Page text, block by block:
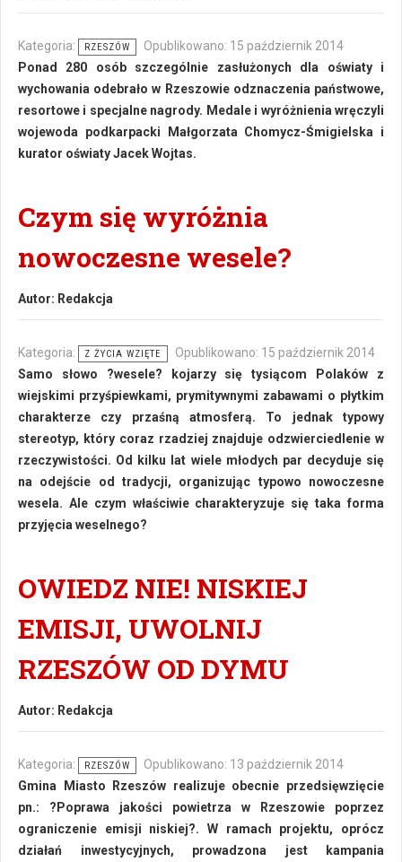
Kategoria: RZESZÓW
Opublikowano: 15 październik 2014
Ponad 280 osób szczególnie zasłużonych dla oświaty i
wychowania odebrało w Rzeszowie odznaczenia państwowe,
resortowe i specjalne nagrody. Medale i wyróżnienia wręczyli
wojewoda podkarpacki Małgorzata Chomycz-Śmigielska i
kurator oświaty Jacek Wojtas.
Czym się wyróżnia
nowoczesne wesele?
Autor: Redakcja
Kategoria: Z ŻYCIA WZIĘTE
Opublikowano: 15 październik 2014
Samo słowo ?wesele? kojarzy się tysiącom Polaków z
wiejskimi przyśpiewkami, prymitywnymi zabawami o płytkim
charakterze czy przaśną atmosferą. To jednak typowy
stereotyp, który coraz rzadziej znajduje odzwierciedlenie w
rzeczywistości. Od kilku lat wiele młodych par decyduje się
na odejście od tradycji, organizując typowo nowoczesne
wesela. Ale czym właściwie charakteryzuje się taka forma
przyjęcia weselnego?
OWIEDZ NIE! NISKIEJ
EMISJI, UWOLNIJ
RZESZÓW OD DYMU
Autor: Redakcja
Kategoria: RZESZÓW
Opublikowano: 13 październik 2014
Gmina Miasto Rzeszów realizuje obecnie przedsięwzięcie
pn.: ?Poprawa jakości powietrza w Rzeszowie poprzez
ograniczenie emisji niskiej?. W ramach projektu, oprócz
działań inwestycyjnych, prowadzona jest kampania